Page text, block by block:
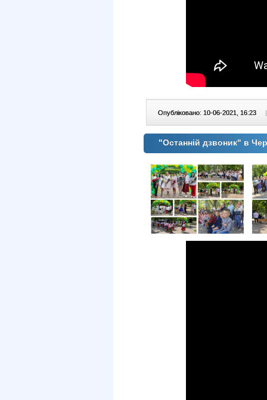
Опубліковано: 10-06-2021, 16:23 |
"Останній дзвоник" в